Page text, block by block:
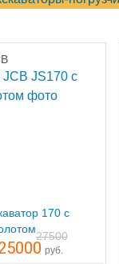
170 с
27500
руб.